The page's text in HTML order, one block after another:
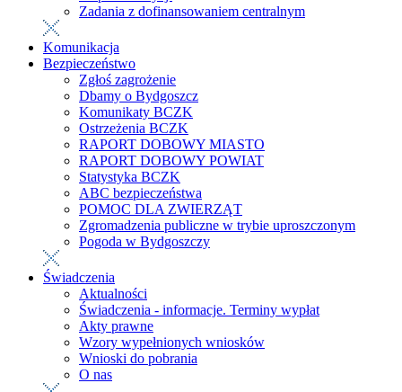
Zadania z dofinansowaniem centralnym
Komunikacja
Bezpieczeństwo
Zgłoś zagrożenie
Dbamy o Bydgoszcz
Komunikaty BCZK
Ostrzeżenia BCZK
RAPORT DOBOWY MIASTO
RAPORT DOBOWY POWIAT
Statystyka BCZK
ABC bezpieczeństwa
POMOC DLA ZWIERZĄT
Zgromadzenia publiczne w trybie uproszczonym
Pogoda w Bydgoszczy
Świadczenia
Aktualności
Świadczenia - informacje. Terminy wypłat
Akty prawne
Wzory wypełnionych wniosków
Wnioski do pobrania
O nas